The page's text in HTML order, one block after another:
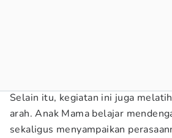
Selain itu, kegiatan ini juga
arah. Anak Mama belajar
sekaligus menyampaikan